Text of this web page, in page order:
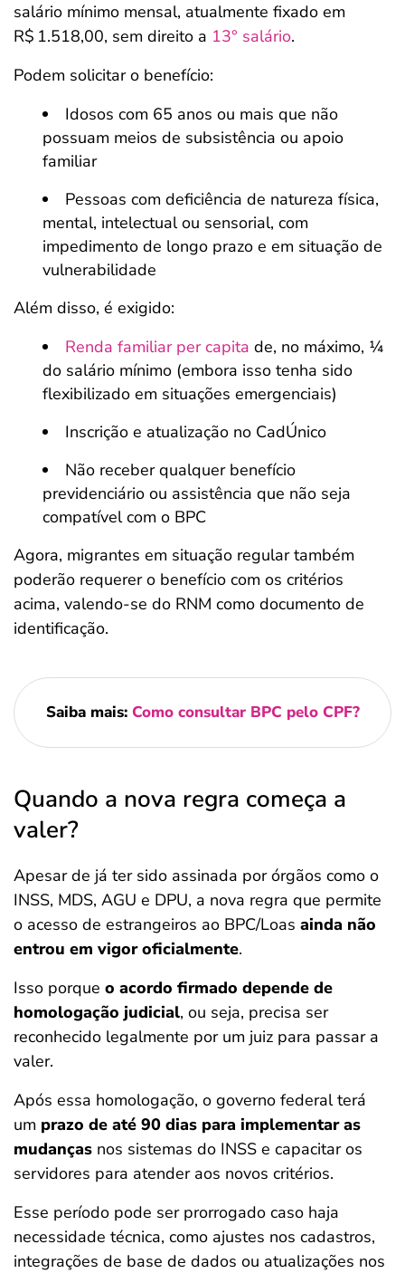
salário mínimo mensal, atualmente fixado em
R$ 1.518,00, sem direito a 13° salário.
Podem solicitar o benefício:
Idosos com 65 anos ou mais que não
possuam meios de subsistência ou apoio
familiar
Pessoas com deficiência de natureza física,
mental, intelectual ou sensorial, com
impedimento de longo prazo e em situação de
vulnerabilidade
Além disso, é exigido:
Renda familiar per capita de, no máximo, ¼
do salário mínimo (embora isso tenha sido
flexibilizado em situações emergenciais)
Inscrição e atualização no CadÚnico
Não receber qualquer benefício
previdenciário ou assistência que não seja
compatível com o BPC
Agora, migrantes em situação regular também
poderão requerer o benefício com os critérios
acima, valendo-se do RNM como documento de
identificação.
Saiba mais: Como consultar BPC pelo CPF?
Quando a nova regra começa a
valer?
Apesar de já ter sido assinada por órgãos como o
INSS, MDS, AGU e DPU, a nova regra que permite
o acesso de estrangeiros ao BPC/Loas ainda não
entrou em vigor oficialmente.
Isso porque o acordo firmado depende de
homologação judicial, ou seja, precisa ser
reconhecido legalmente por um juiz para passar a
valer.
Após essa homologação, o governo federal terá
um prazo de até 90 dias para implementar as
mudanças nos sistemas do INSS e capacitar os
servidores para atender aos novos critérios.
Esse período pode ser prorrogado caso haja
necessidade técnica, como ajustes nos cadastros,
integrações de base de dados ou atualizações nos